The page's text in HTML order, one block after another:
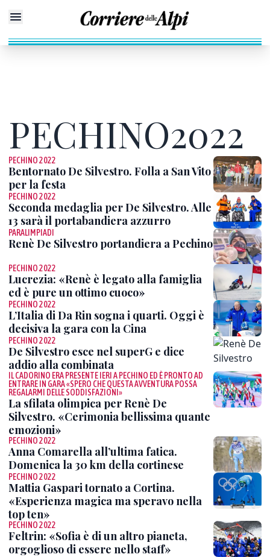
PECHINO2022
PECHINO 2022
Bentornato De Silvestro. Folla a San Vito
per la festa
PECHINO 2022
Seconda medaglia per De Silvestro. Alle
13 sarà il portabandiera azzurro
PARALIMPIADI
Renè De Silvestro portandiera a Pechino
PECHINO 2022
Lucrezia: «Renè è legato alla famiglia
ed è pure un ottimo cuoco»
PECHINO 2022
L’Italia di Da Rin sogna i quarti. Oggi è
decisiva la gara con la Cina
PECHINO 2022
De Silvestro esce nel superG e dice
addio alla combinata
IL CADORINO ERA PRESENTE IERI A PECHINO ED È PRONTO AD
ENTRARE IN GARA «SPERO CHE QUESTA AVVENTURA POSSA
REGALARMI DELLE SODDISFAZIONI»
La sfilata olimpica per Renè De
Silvestro. «Cerimonia bellissima quante
emozioni»
PECHINO 2022
Anna Comarella all’ultima fatica.
Domenica la 30 km della cortinese
PECHINO 2022
Mattia Gaspari tornato a Cortina.
«Esperienza magica ma speravo nella
top ten»
PECHINO 2022
Feltrin: «Sofia è di un altro pianeta,
orgoglioso di essere nello staff»